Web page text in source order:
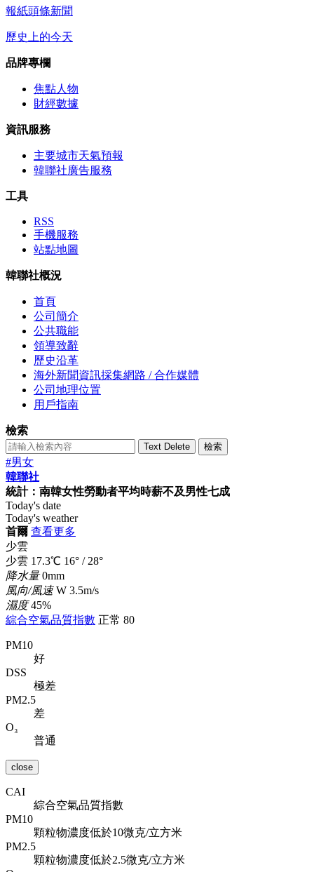
報紙頭條新聞
歷史上的今天
品牌專欄
焦點人物
財經數據
資訊服務
主要城市天氣預報
韓聯社廣告服務
工具
RSS
手機服務
站點地圖
韓聯社概況
首頁
公司簡介
公共職能
領導致辭
歷史沿革
海外新聞資訊採集網路 / 合作媒體
公司地理位置
用戶指南
檢索
Text Delete 檢索
#男女
韓聯社
統計：南韓女性勞動者平均時薪不及男性七成
Today's date
Today's weather
首爾 查看更多
少雲
少雲 17.3℃ 16° / 28°
降水量0mm
風向/風速W 3.5m/s
濕度45%
綜合空氣品質指數 正常 80
PM10
好
DSS
極差
PM2.5
差
O₃
普通
close
CAI
綜合空氣品質指數
PM10
顆粒物濃度低於10微克/立方米
PM2.5
顆粒物濃度低於2.5微克/立方米